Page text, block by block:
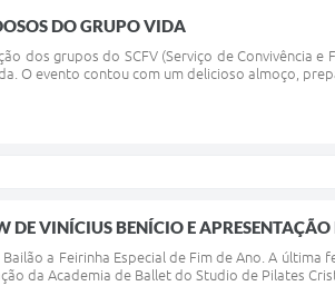
DO GRUPO VIDA
dos grupos do SCFV (Serviço de Convivência e
O evento contou com um delicioso almoço,
VINÍCIUS BENÍCIO E APRESENTAÇÃO
a Feirinha Especial de Fim de Ano. A
da Academia de Ballet do Studio de Pilates